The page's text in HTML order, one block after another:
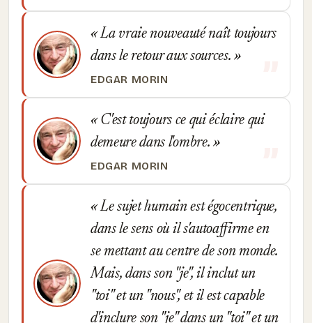
La vraie nouveauté naît toujours
dans le retour aux sources.
EDGAR MORIN
C'est toujours ce qui éclaire qui
demeure dans l'ombre.
EDGAR MORIN
Le sujet humain est égocentrique,
dans le sens où il s'autoaffirme en
se mettant au centre de son monde.
Mais, dans son "je", il inclut un
"toi" et un "nous", et il est capable
d'inclure son "je" dans un "toi" et un